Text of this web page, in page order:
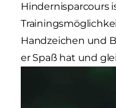
Hindernisparcours
Handzeichen und
er Spaß hat und